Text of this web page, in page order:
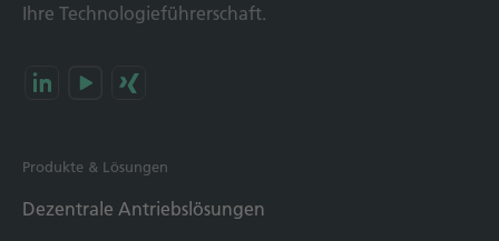
Ihre Technologie­führerschaft.
Produkte & Lösungen
Dezentrale Antriebslösungen